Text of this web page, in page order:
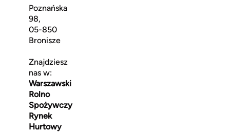
Poznańska
98,
05-850
Bronisze
Znajdziesz
nas w:
Warszawski
Rolno
Spożywczy
Rynek
Hurtowy